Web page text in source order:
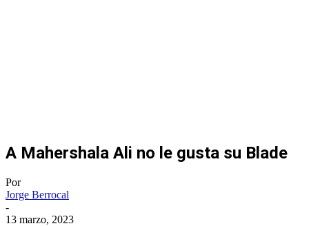
A Mahershala Ali no le gusta su Blade
Por
Jorge Berrocal
-
13 marzo, 2023